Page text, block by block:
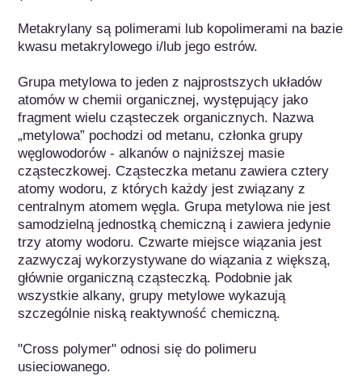
Metakrylany są polimerami lub kopolimerami na bazie
kwasu metakrylowego i/lub jego estrów.
Grupa metylowa to jeden z najprostszych układów
atomów w chemii organicznej, występujący jako
fragment wielu cząsteczek organicznych. Nazwa
„metylowa” pochodzi od metanu, członka grupy
węglowodorów - alkanów o najniższej masie
cząsteczkowej. Cząsteczka metanu zawiera cztery
atomy wodoru, z których każdy jest związany z
centralnym atomem węgla. Grupa metylowa nie jest
samodzielną jednostką chemiczną i zawiera jedynie
trzy atomy wodoru. Czwarte miejsce wiązania jest
zazwyczaj wykorzystywane do wiązania z większą,
głównie organiczną cząsteczką. Podobnie jak
wszystkie alkany, grupy metylowe wykazują
szczególnie niską reaktywność chemiczną.
"Cross polymer" odnosi się do polimeru
usieciowanego.